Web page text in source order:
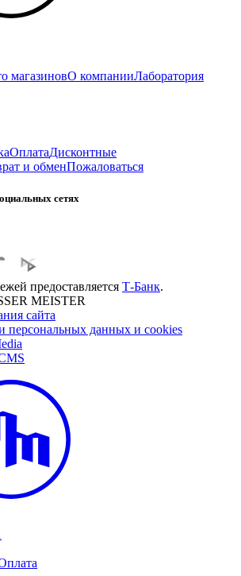
магазиновО компанииЛаборатория
ОплатаДисконтные
и обменПожаловаться
сетях
предоставляется Т-Банк.
MEISTER
сайта
персональных данных и cookies